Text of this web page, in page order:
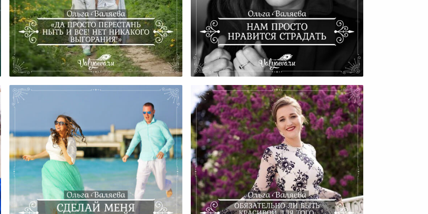
«Да Просто Перестань Ныть И
Все! Нет Никакого Выгорания!»
Почему Русские Любят
Страдать?